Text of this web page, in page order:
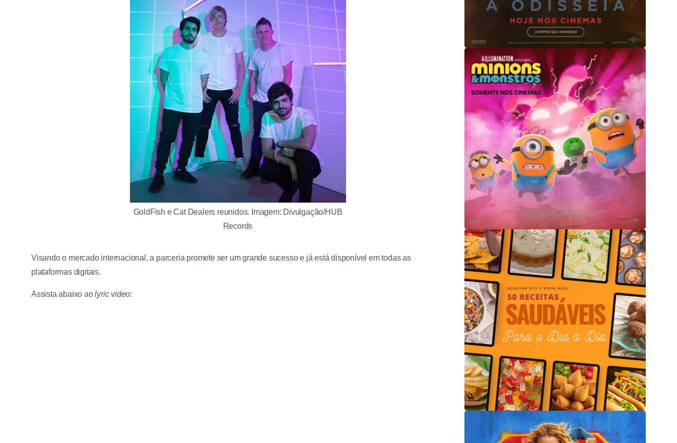
GoldFish e Cat Dealers reunidos. Imagem: Divulgação/HUB
Records
Visando o mercado internacional, a parceria promete ser um grande sucesso e já está disponível em todas as
plataformas digitais.
Assista abaixo aolyric video: